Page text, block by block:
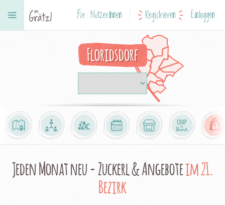
Für NutzerInnen Registrieren Einloggen
Floridsdorf
Jeden Monat neu - Zuckerl & Angeboteim 21.
Bezirk